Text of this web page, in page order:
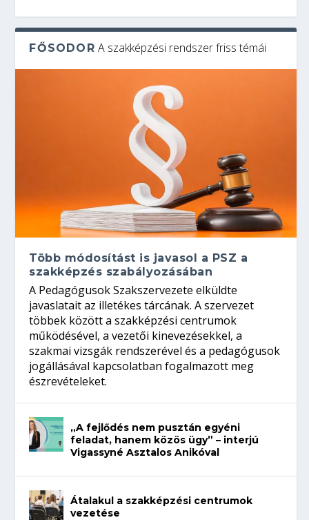
FŐSODOR A szakképzési rendszer friss témái
Több módosítást is javasol a PSZ a
szakképzés szabályozásában
A Pedagógusok Szakszervezete elküldte
javaslatait az illetékes tárcának. A szervezet
többek között a szakképzési centrumok
működésével, a vezetői kinevezésekkel, a
szakmai vizsgák rendszerével és a pedagógusok
jogállásával kapcsolatban fogalmazott meg
észrevételeket.
„A fejlődés nem pusztán egyéni
feladat, hanem közös ügy” – interjú
Vigassyné Asztalos Anikóval
Átalakul a szakképzési centrumok
vezetése